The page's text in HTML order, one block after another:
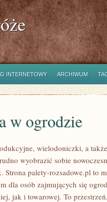
INTERNETOWY ARCHIWUM
w ogrodzie
wielodoniczki, a
wyobrazić sobie
Strona palety-rozsadowe.pl to
dla osób zajmujących się
jak i towarowej. To